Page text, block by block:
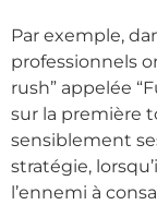
Par exemple,
professionnels
rush” appelée
sur la première
sensiblement
stratégie,
l’ennemi à